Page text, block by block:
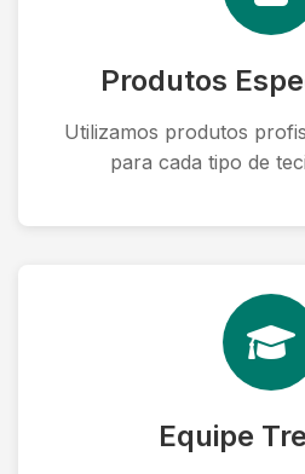
Produtos
Utilizamos produtos
para cada tipo de
Equipe